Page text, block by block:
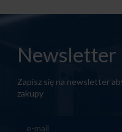
Newsletter
Zapisz się na newsletter
zakupy